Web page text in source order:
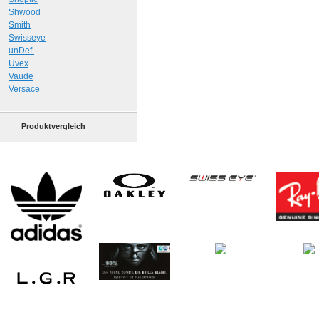
Shwood
Smith
Swisseye
unDef.
Uvex
Vaude
Versace
Produktvergleich